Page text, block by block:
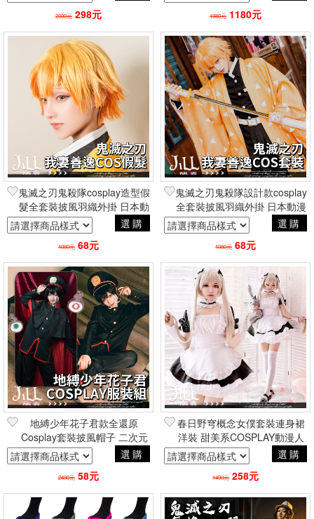
2000元 298元 1980元 1180元
鬼滅之刃鬼殺隊cosplay造型假
髮全套裝披風羽織外掛 日本動
漫二次元角色扮演選購
1080元 68元
鬼滅之刃鬼殺隊設計款cosplay
全套裝披風羽織外掛 日本動漫
二次元角色扮演
選購
1080元 68元
地縛少年花子君款全還原
Cosplay套裝披風帽子 二次元
動漫日常周邊
選購
2490元 58元
春日野穹概念女僕套裝連身裙
洋裝 甜美系COSPLAY動漫人
像攝影
選購
1490元 258元